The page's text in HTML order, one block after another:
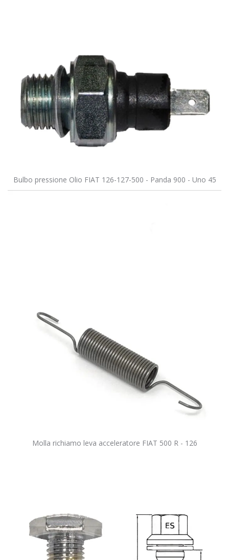
Bulbo pressione Olio FIAT 126-127-500 - Panda 900 - Uno 45
Molla richiamo leva acceleratore FIAT 500 R - 126